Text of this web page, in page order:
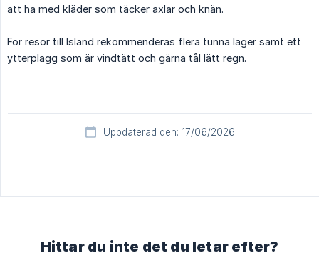
att ha med kläder som täcker axlar och knän.
För resor till Island rekommenderas flera tunna lager samt ett
ytterplagg som är vindtätt och gärna tål lätt regn.
Uppdaterad den: 17/06/2026
Hittar du inte det du letar efter?